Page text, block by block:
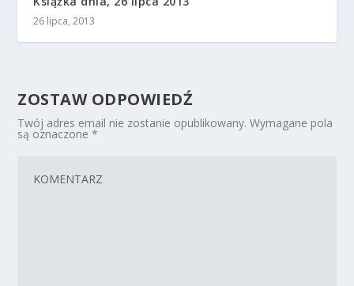
26 lipca, 2013
ZOSTAW ODPOWIEDŹ
Twój adres email nie zostanie opublikowany. Wymagane pola
są oznaczone*